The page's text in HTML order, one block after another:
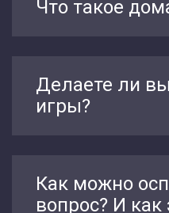
Что такое
Делаете ли
игры?
Как можно
вопрос? И как